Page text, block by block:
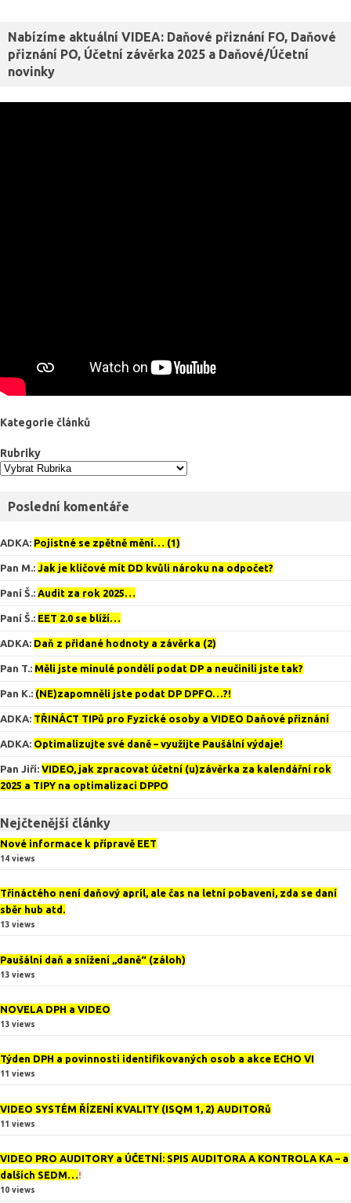
Nabízíme aktuální VIDEA: Daňové přiznání FO, Daňové
přiznání PO, Účetní závěrka 2025 a Daňové/Účetní
novinky
Kategorie článků
Rubriky
Poslední komentáře
ADKA: Pojistné se zpětně mění… (1)
Pan M. : Jak je klíčové mít DD kvůli nároku na odpočet?
Paní Š. : Audit za rok 2025…
Paní Š. : EET 2.0 se blíží…
ADKA: Daň z přidané hodnoty a závěrka (2)
Pan T. : Měli jste minulé pondělí podat DP a neučinili jste tak?
Pan K. : (NE)zapomněli jste podat DP DPFO…?!
ADKA: TŘINÁCT TIPů pro Fyzické osoby a VIDEO Daňové přiznání
ADKA: Optimalizujte své daně – využijte Paušální výdaje!
Pan Jiří: VIDEO, jak zpracovat účetní (u)závěrka za kalendářní rok
2025 a TIPY na optimalizaci DPPO
Nejčtenější články
Nové informace k přípravě EET
14 views
Třináctého není daňový apríl, ale čas na letní pobavení, zda se daní
sběr hub atd.
13 views
Paušální daň a snížení „daně“ (záloh)
13 views
NOVELA DPH a VIDEO
13 views
Týden DPH a povinnosti identifikovaných osob a akce ECHO VI
11 views
VIDEO SYSTÉM ŘÍZENÍ KVALITY (ISQM 1, 2) AUDITORů
11 views
VIDEO PRO AUDITORY a ÚČETNÍ: SPIS AUDITORA A KONTROLA KA – a
dalších SEDM…!
10 views